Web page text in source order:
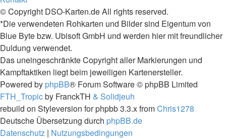
© Copyright DSO-Karten.de All rights reserved.
*Die verwendeten Rohkarten und Bilder sind Eigentum von
Blue Byte bzw. Ubisoft GmbH und werden hier mit freundlicher
Duldung verwendet.
Das uneingeschränkte Copyright aller Markierungen und
Kampftaktiken liegt beim jeweiligen Kartenersteller.
Powered by phpBB® Forum Software © phpBB Limited
FTH_Tropicby FranckTH & Solidjeuh
rebuild on Styleversion for phpbb 3.3.x fromChris1278
Deutsche Übersetzung durch phpBB.de
Datenschutz | Nutzungsbedingungen